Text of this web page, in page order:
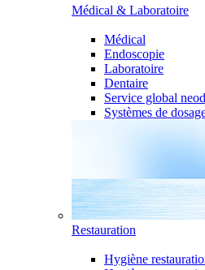
Médical & Laboratoire
Médical
Endoscopie
Laboratoire
Dentaire
Service global
Systèmes de
Restauration
Hygiène